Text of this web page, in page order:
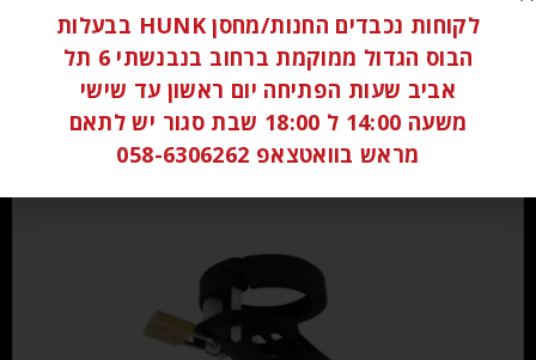
הוספה לסל
לקוחות נכבדים החנות/מחסן HUNK בבעלות
הבוס הגדול ממוקמת ברחוב בנבנשתי 6 תל
אביב שעות הפתיחה יום ראשון עד שישי
משעה 14:00 ל 18:00 שבת סגור יש לתאם
מראש בוואטצאפ 058-6306262